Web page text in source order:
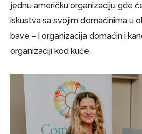
jednu američku organizaciju gde
iskustva sa svojim domaćinima u
bave – i organizacija domaćin i
organizaciji kod kuće.